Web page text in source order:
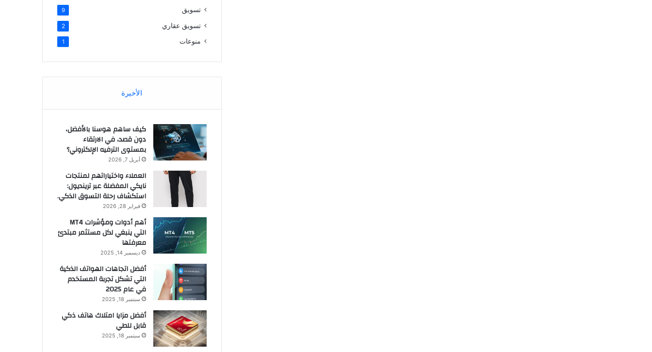
تسويق 9
تسويق عقاري 2
منوعات 1
الأخيرة
كيف ساهم هوسنا بالأفضل،
دون قصد، في الارتقاء
بمستوى الترفيه الإلكتروني؟
أبريل 7, 2026
العملاء واختياراتهم لمنتجات
نايكي المفضلة عبر ترينديول:
استكشاف رحلة التسوق الذكي.
فبراير 28, 2026
أهم أدوات ومؤشرات MT4
التي ينبغي لكل مستثمر مبتدئ
معرفتها
ديسمبر 14, 2025
أفضل اتجاهات الهواتف الذكية
التي تشكل تجربة المستخدم
في عام 2025
سبتمبر 18, 2025
أفضل مزايا امتلاك هاتف ذكي
قابل للطي
سبتمبر 18, 2025